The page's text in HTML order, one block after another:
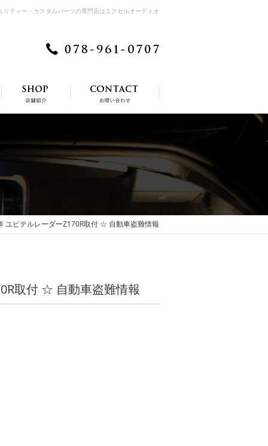
ティー・カスタムパーツの専門店はエクセルオーディオ
ユピテルレーダーZ170R取付 ☆ 自動車盗難情報
取付 ☆ 自動車盗難情報